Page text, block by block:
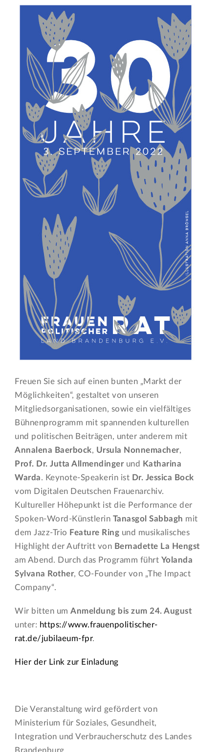
Freuen Sie sich auf einen bunten „Markt der
Möglichkeiten“, gestaltet von unseren
Mitgliedsorganisationen, sowie ein vielfältiges
Bühnenprogramm mit spannenden kulturellen
und politischen Beiträgen, unter anderem mit
Annalena Baerbock, Ursula Nonnemacher,
Prof. Dr. Jutta Allmendingerund
Katharina
Warda. Keynote-Speakerin ist Dr. Jessica Bock
vom Digitalen Deutschen Frauenarchiv.
Kultureller Höhepunkt ist die Performance der
Spoken-Word-Künstlerin Tanasgol Sabbagh mit
dem Jazz-Trio Feature Ring und musikalisches
Highlight der Auftritt von Bernadette La Hengst
am Abend. Durch das Programm führt Yolanda
Sylvana Rother, CO-Founder von „The Impact
Company“.
Wir bitten umAnmeldung bis zum 24. August
unter: https://www.frauenpolitischer-
rat.de/jubilaeum-fpr.
Hier der Link zur Einladung
Die Veranstaltung wird gefördert von
Ministerium für Soziales, Gesundheit,
Integration und Verbraucherschutz des Landes
Brandenburg.